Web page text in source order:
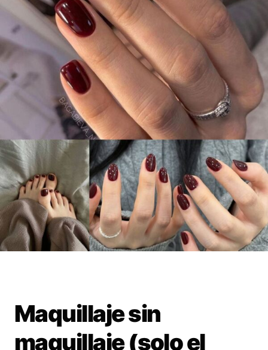
Maquillaje sin
maquillaje (solo el